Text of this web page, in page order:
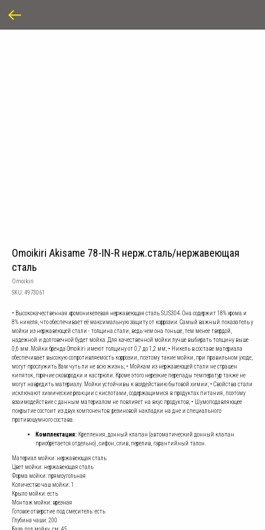
Omoikiri Akisame 78-IN-R нерж.сталь/нержавеющая
сталь
Omoikiri
SKU:4973061
• Высококачественная хромоникелевая нержавеющая сталь SUS304. Она содержит 18% хрома и
8% никеля, что обеспечивает её максимальную защиту от коррозии. Самый важный показатель у
мойки из нержавеющей стали - толщина стали, ведь чем она тоньше, тем менее твердой,
надежной и долговечной будет мойка. Для качественной мойки лучше выбирать толщину выше
0,6 мм. Мойки бренда Omoikiri имеют толщину от 0,7 до 1,2 мм; • Никель в составе материала
обеспечивает высокую сопротивляемость коррозии, поэтому такие мойки, при правильном уходе,
могут прослужить Вам чуть ли не всю жизнь; • Мойкам из нержавеющей стали не страшен
кипяток, горячие сковородки и кастрюли. Кроме этого нерезкие перепады температур также не
могут навредить материалу. Мойки устойчивы к воздействию бытовой химии; • Свойства стали
исключают химические реакции с кислотами, содержащимися в продуктах питания, поэтому
взаимодействие с данным материалом не повлияет на вкус продуктов; • Шумоподавляющее
покрытие состоит из двух компонентов: резиновой накладки на дне и специального
противошумного состава.
Комплектация: Крепления, донный клапан (автоматический донный клапан
приобретается отдельно), сифон, слив, перелив, гарантийный талон.
Материал мойки: нержавеющая сталь
Цвет мойки: нержавеющая сталь
Форма мойки: прямоугольная
Количество чаш мойки: 1
Крыло мойки: есть
Монтаж мойки: врезная
Готовое отверстие под смеситель: есть
Глубина чаши: 200